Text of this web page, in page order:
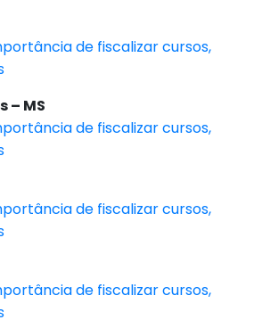
de fiscalizar cursos,
– MS
de fiscalizar cursos,
de fiscalizar cursos,
de fiscalizar cursos,